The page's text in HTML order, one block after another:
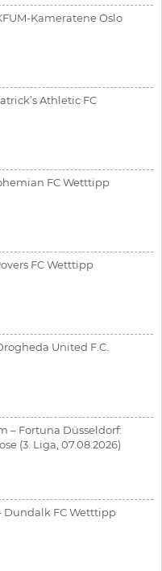
Kameratene Oslo
Athletic FC
FC Wetttipp
FC Wetttipp
United F.C.
– Fortuna Düsseldorf:
(3. Liga, 07.08.2026)
Dundalk FC Wetttipp